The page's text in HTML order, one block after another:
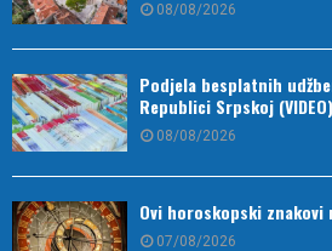
08/08/2026
Podjela besplatnih
Republici Srpskoj (VIDEO)
08/08/2026
Ovi horoskopski znakovi
07/08/2026